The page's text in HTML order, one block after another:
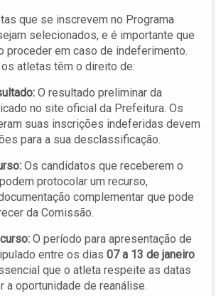
que se inscrevem no Programa
selecionados, e é importante que
proceder em caso de indeferimento.
atletas têm o direito de:
O resultado preliminar da
no site oficial da Prefeitura. Os
suas inscrições indeferidas devem
para a sua desclassificação.
Os candidatos que receberem o
protocolar um recurso,
complementar que pode
da Comissão.
O período para apresentação de
entre os dias 07 a 13 de janeiro
que o atleta respeite as datas
a oportunidade de reanálise.